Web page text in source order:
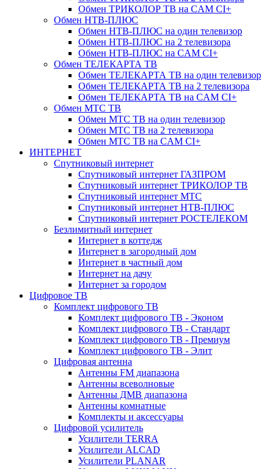
Обмен ТРИКОЛОР ТВ на CAM CI+
Обмен НТВ-ПЛЮС
Обмен НТВ-ПЛЮС на один телевизор
Обмен НТВ-ПЛЮС на 2 телевизора
Обмен НТВ-ПЛЮС на CAM CI+
Обмен ТЕЛЕКАРТА ТВ
Обмен ТЕЛЕКАРТА ТВ на один телевизор
Обмен ТЕЛЕКАРТА ТВ на 2 телевизора
Обмен ТЕЛЕКАРТА ТВ на CAM CI+
Обмен МТС ТВ
Обмен МТС ТВ на один телевизор
Обмен МТС ТВ на 2 телевизора
Обмен МТС ТВ на CAM CI+
ИНТЕРНЕТ
Спутниковый интернет
Спутниковый интернет ГАЗПРОМ
Спутниковый интернет ТРИКОЛОР ТВ
Спутниковый интернет МТС
Спутниковый интернет НТВ-ПЛЮС
Спутниковый интернет РОСТЕЛЕКОМ
Безлимитный интернет
Интернет в коттедж
Интернет в загородный дом
Интернет в частный дом
Интернет на дачу
Интернет за городом
Цифровое ТВ
Комплект цифрового ТВ
Комплект цифрового ТВ - Эконом
Комплект цифрового ТВ - Стандарт
Комплект цифрового ТВ - Премиум
Комплект цифрового ТВ - Элит
Цифровая антенна
Антенны FM диапазона
Антенны всеволновые
Антенны ДМВ диапазона
Антенны комнатные
Комплекты и аксессуары
Цифровой усилитель
Усилители TERRA
Усилители ALCAD
Усилители PLANAR